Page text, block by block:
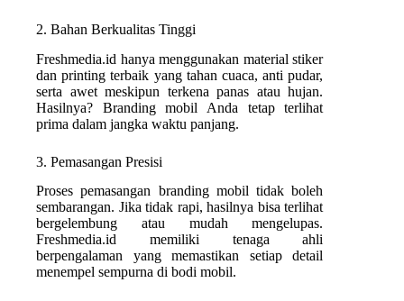
2. Bahan Berkualitas Tinggi
Freshmedia.id hanya menggunakan material stiker
dan printing terbaik yang tahan cuaca, anti pudar,
serta awet meskipun terkena panas atau hujan.
Hasilnya? Branding mobil Anda tetap terlihat
prima dalam jangka waktu panjang.
3. Pemasangan Presisi
Proses pemasangan branding mobil tidak boleh
sembarangan. Jika tidak rapi, hasilnya bisa terlihat
bergelembung atau mudah mengelupas.
Freshmedia.id memiliki tenaga ahli
berpengalaman yang memastikan setiap detail
menempel sempurna di bodi mobil.